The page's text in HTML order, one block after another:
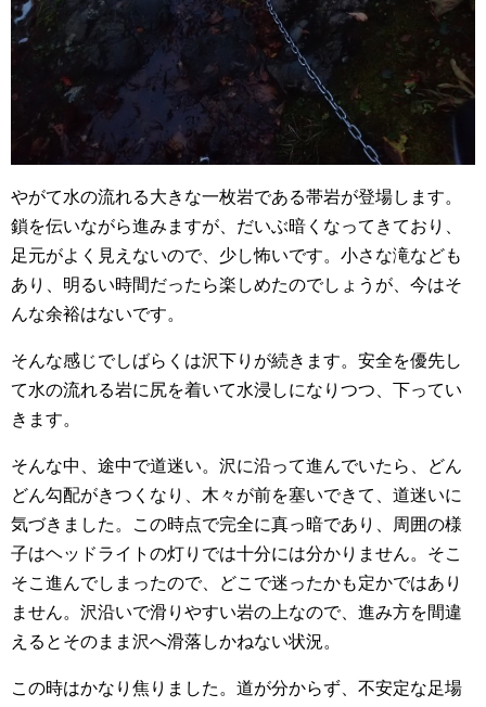
やがて水の流れる大きな一枚岩である帯岩が登場します。
鎖を伝いながら進みますが、だいぶ暗くなってきており、
足元がよく見えないので、少し怖いです。小さな滝なども
あり、明るい時間だったら楽しめたのでしょうが、今はそ
んな余裕はないです。
そんな感じでしばらくは沢下りが続きます。安全を優先し
て水の流れる岩に尻を着いて水浸しになりつつ、下ってい
きます。
そんな中、途中で道迷い。沢に沿って進んでいたら、どん
どん勾配がきつくなり、木々が前を塞いできて、道迷いに
気づきました。この時点で完全に真っ暗であり、周囲の様
子はヘッドライトの灯りでは十分には分かりません。そこ
そこ進んでしまったので、どこで迷ったかも定かではあり
ません。沢沿いで滑りやすい岩の上なので、進み方を間違
えるとそのまま沢へ滑落しかねない状況。
この時はかなり焦りました。道が分からず、不安定な足場